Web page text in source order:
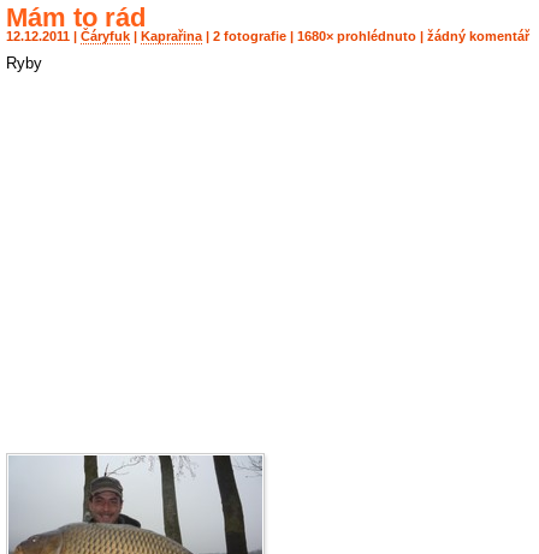
Mám to rád
12.12.2011 | Čáryfuk Kaprařina | 2 fotografie | 1680× prohlédnuto | žádný komentář
Ryby